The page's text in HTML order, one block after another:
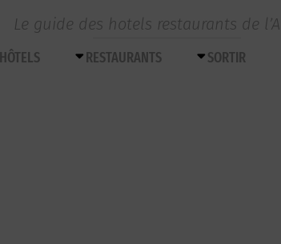
Le guide des hotels restaurants de
HÔTELS RESTAURANTS SORTIR